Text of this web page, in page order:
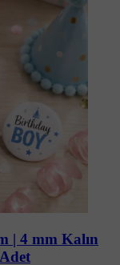
| 4 mm Kalın